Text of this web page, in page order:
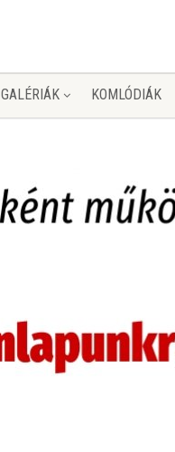
GALÉRIÁK KOMLÓDIÁK